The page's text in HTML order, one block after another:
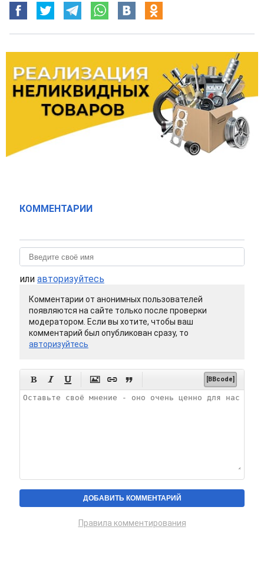
КОММЕНТАРИИ
или авторизуйтесь
Комментарии от анонимных пользователей
появляются на сайте только после проверки
модератором. Если вы хотите, чтобы ваш
комментарий был опубликован сразу, то
авторизуйтесь
      [BBcode]
Правила комментирования